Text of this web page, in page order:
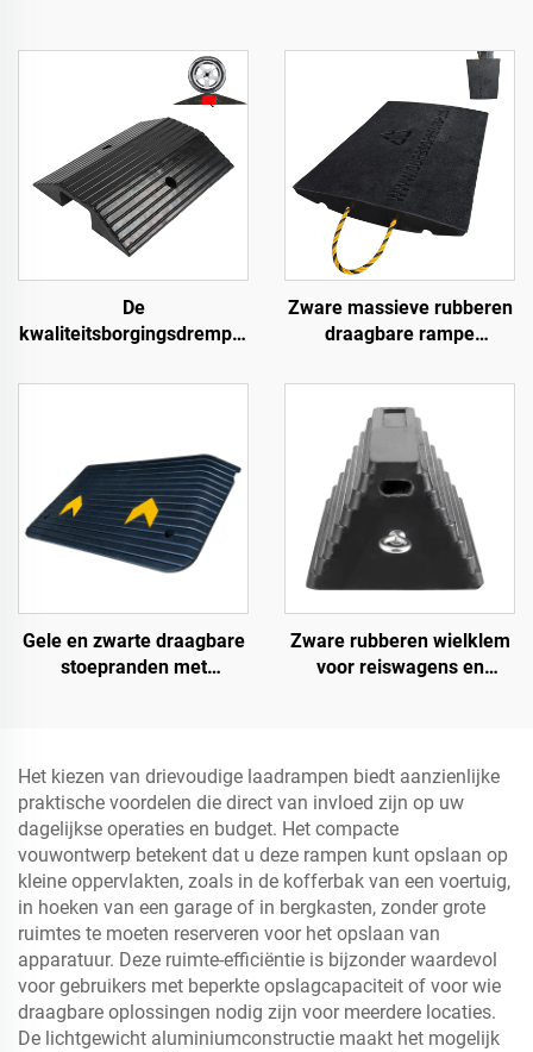
De
kwaliteitsborgingsdrempel
langs de weg
Zware massieve rubberen
draagbare rampe
toegangsweg product voor
betere toegang tot wegen
Gele en zwarte draagbare
stoepranden met
rubberen basis materiaal
Zware rubberen wielklem
voor reiswagens en
Product
Het kiezen van drievoudige laadrampen biedt aanzienlijke
praktische voordelen die direct van invloed zijn op uw
dagelijkse operaties en budget. Het compacte
vouwontwerp betekent dat u deze rampen kunt opslaan op
kleine oppervlakten, zoals in de kofferbak van een voertuig,
in hoeken van een garage of in bergkasten, zonder grote
ruimtes te moeten reserveren voor het opslaan van
apparatuur. Deze ruimte-efficiëntie is bijzonder waardevol
voor gebruikers met beperkte opslagcapaciteit of voor wie
draagbare oplossingen nodig zijn voor meerdere locaties.
De lichtgewicht aluminiumconstructie maakt het mogelijk